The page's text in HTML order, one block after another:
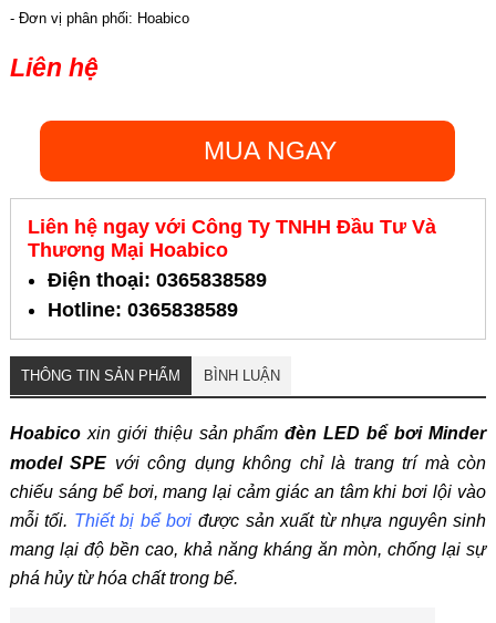
- Đơn vị phân phối: Hoabico
Liên hệ
MUA NGAY
Liên hệ ngay với Công Ty TNHH Đầu Tư Và
Thương Mại Hoabico
Điện thoại: 0365838589
Hotline: 0365838589
THÔNG TIN SẢN PHẨM BÌNH LUẬN
Hoabicoxin giới thiệu sản phẩmđèn LED bể bơi Minder
model SPE với công dụng không chỉ là trang trí mà còn
chiếu sáng bể bơi, mang lại cảm giác an tâm khi bơi lội vào
mỗi tối. Thiết bị bể bơi được sản xuất từ nhựa nguyên sinh
mang lại độ bền cao, khả năng kháng ăn mòn, chống lại sự
phá hủy từ hóa chất trong bể.